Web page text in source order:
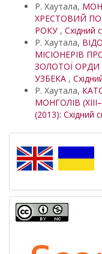
Р. Хаутала,
ХРЕСТОВИЙ
РОКУ , Східний
Р. Хаутала,
МІСІОНЕРІВ
ЗОЛОТОЇ ОРДИ
УЗБЕКА ,
Р. Хаутала,
МОНГОЛІВ
(2013): Східний